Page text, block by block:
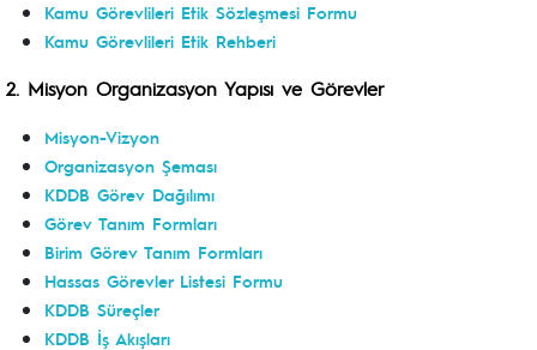
Kamu Görevlileri Etik Sözleşmesi Formu
Kamu Görevlileri Etik Rehberi
2. Misyon Organizasyon Yapısı ve Görevler
Misyon-Vizyon
Organizasyon Şeması
KDDB Görev Dağılımı
Görev Tanım Formları
Birim Görev Tanım Formları
Hassas Görevler Listesi Formu
KDDB Süreçler
KDDB İş Akışları